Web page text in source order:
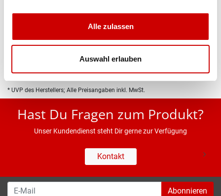
Alle zulassen
Auswahl erlauben
Produktbeschreibung
* UVP des Herstellers; Alle Preisangaben inkl. MwSt.
Hast Du Fragen zum Produkt?
Unser Kundendienst steht Dir gerne zur Verfügung
Kontakt
Abonnieren